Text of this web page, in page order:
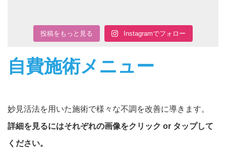
投稿をもっと見る Instagramでフォロー
自費施術メニュー
妙見活法を用いた施術で様々な不調を改善に導きます。
詳細を見るにはそれぞれの画像をクリック or タップして
ください。